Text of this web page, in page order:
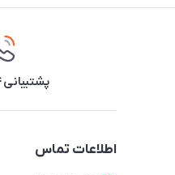
پشتیبانی ۲۴ ساعته
اطلاعات تماس